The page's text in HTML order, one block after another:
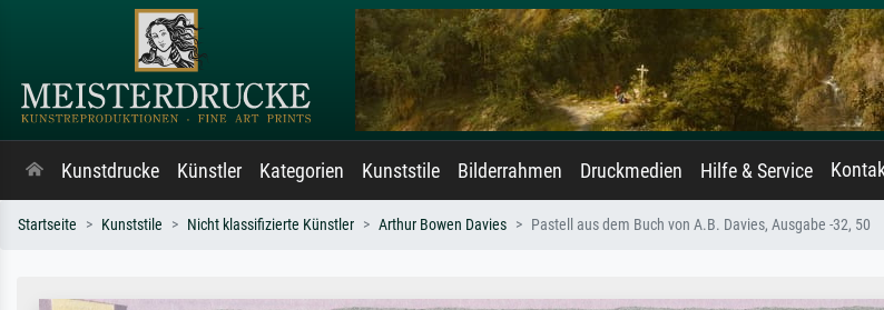
Kunstdrucke Künstler Kategorien Kunststile Bilderrahmen Druckmedien Hilfe & Service
Startseite Kunststile Nicht klassifizierte Künstler Arthur Bowen Davies Pastell aus dem Buch von A.B. Davies, Ausgabe -32, 50